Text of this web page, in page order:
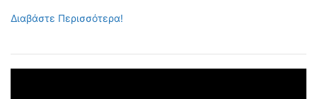
Διαβάστε Περισσότερα!